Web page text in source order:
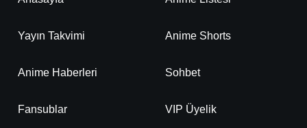
Yayın Takvimi Anime Shorts
Anime Haberleri Sohbet
Fansublar VIP Üyelik